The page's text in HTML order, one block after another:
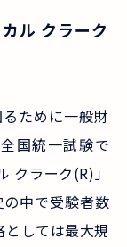
ル クラーク
ために一般財
国統一試験で
クラーク(R)」
中で受験者数
しては最大規